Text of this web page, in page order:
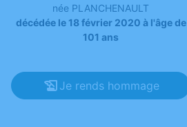
née PLANCHENAULT
décédée le 18 février 2020 à l'âge de
101 ans
Je rends hommage